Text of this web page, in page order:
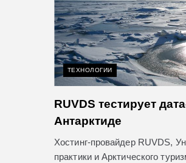
ТЕХНОЛОГИИ
RUVDS тестирует
Антарктиде
Хостинг-провайдер RUVDS,
практики и Арктического